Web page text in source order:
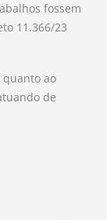
fossem
11.366/23
quanto ao
de